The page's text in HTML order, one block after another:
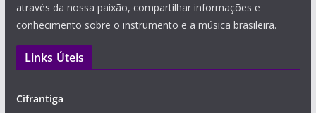
através da nossa paixão, compartilhar informações e
conhecimento sobre o instrumento e a música brasileira.
Links Úteis
Cifrantiga